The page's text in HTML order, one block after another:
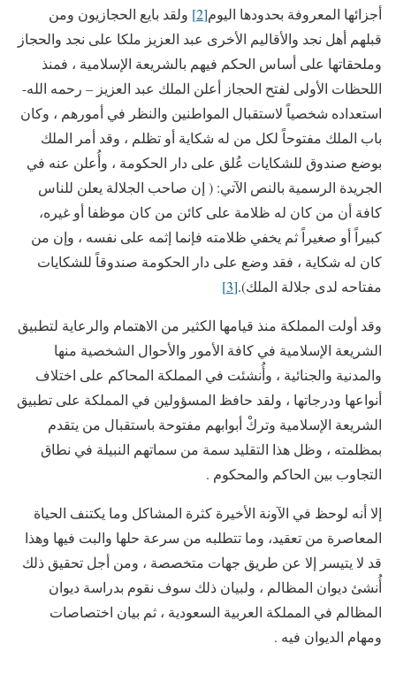
أجزائها المعروفة بحدودها اليوم[2]
ولقد بايع الحجازيون ومن
قبلهم أهل نجد والأقاليم الأخرى عبد العزيز ملكا على نجد والحجاز
وملحقاتها على أساس الحكم فيهم بالشريعة الإسلامية ، فمنذ
اللحظات الأولى لفتح الحجاز أعلن الملك عبد العزيز – رحمه الله-
استعداده شخصياً لاستقبال المواطنين والنظر في أمورهم ، وكان
باب الملك مفتوحاً لكل من له شكاية أو تظلم ، وقد أمر الملك
بوضع صندوق للشكايات عُلق على دار الحكومة ، وأُعلن عنه في
الجريدة الرسمية بالنص الآتي: ( إن صاحب الجلالة يعلن للناس
كافة أن من كان له ظلامة على كائن من كان موظفا أو غيره،
كبيراً أو صغيراً ثم يخفي ظلامته فإنما إثمه على نفسه ، وإن من
كان له شكاية ، فقد وضع على دار الحكومة صندوقاً للشكايات
مفتاحه لدى جلالة الملك).[3]
وقد أولت المملكة منذ قيامها الكثير من الاهتمام والرعاية لتطبيق
الشريعة الإسلامية في كافة الأمور والأحوال الشخصية منها
والمدنية والجنائية ، وأُنشئت في المملكة المحاكم على اختلاف
أنواعها ودرجاتها ، ولقد حافظ المسؤولين في المملكة على تطبيق
الشريعة الإسلامية وتركْ أبوابهم مفتوحة باستقبال من يتقدم
بمظلمته ، وظل هذا التقليد سمة من سماتهم النبيلة في نطاق
التجاوب بين الحاكم والمحكوم .
إلا أنه لوحظ في الآونة الأخيرة كثرة المشاكل وما يكتنف الحياة
المعاصرة من تعقيد، وما تتطلبه من سرعة حلها والبت فيها وهذا
قد لا يتيسر إلا عن طريق جهات متخصصة ، ومن أجل تحقيق ذلك
أُنشئ ديوان المظالم ، ولبيان ذلك سوف نقوم بدراسة ديوان
المظالم في المملكة العربية السعودية ، ثم بيان اختصاصات
ومهام الديوان فيه .